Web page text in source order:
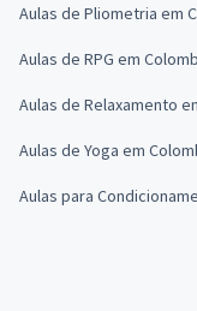
Aulas de Pliometria em
Aulas de RPG em
Aulas de Relaxamento
Aulas de Yoga em
Aulas para